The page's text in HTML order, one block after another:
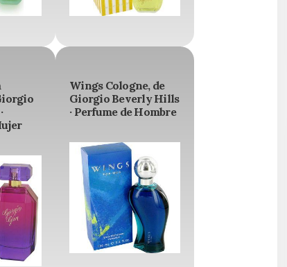
Wings Cologne, de
Giorgio Beverly Hills
· Perfume de Hombre